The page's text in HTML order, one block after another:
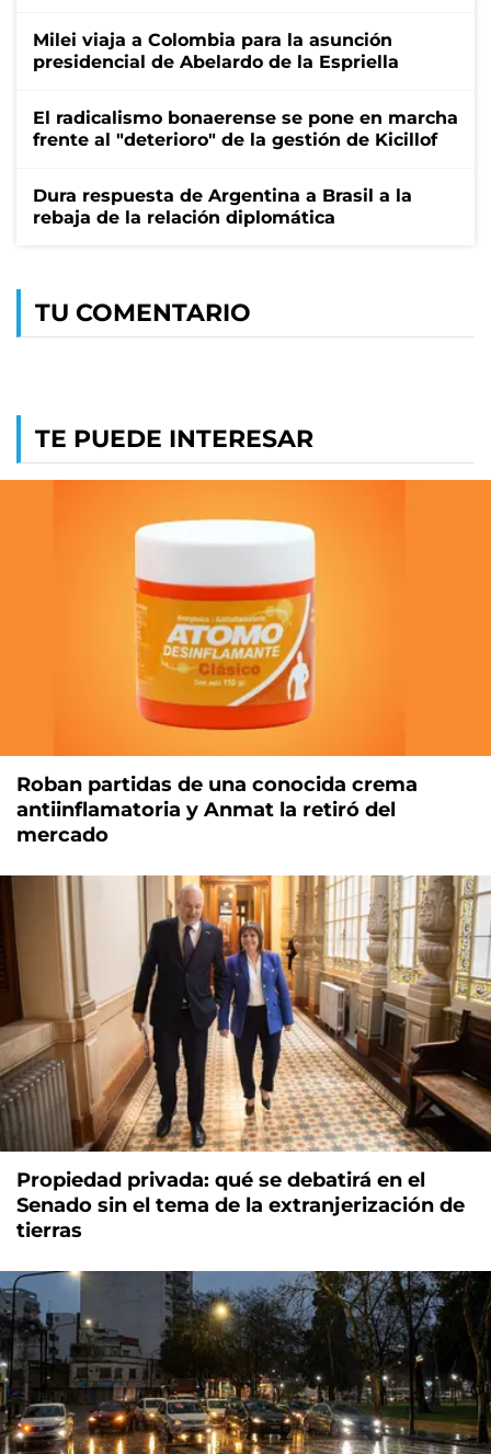
Milei viaja a Colombia para la asunción
presidencial de Abelardo de la Espriella
El radicalismo bonaerense se pone en marcha
frente al "deterioro" de la gestión de Kicillof
Dura respuesta de Argentina a Brasil a la
rebaja de la relación diplomática
TU COMENTARIO
TE PUEDE INTERESAR
Roban partidas de una conocida crema
antiinflamatoria y Anmat la retiró del
mercado
Propiedad privada: qué se debatirá en el
Senado sin el tema de la extranjerización de
tierras